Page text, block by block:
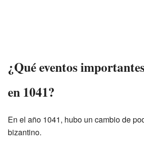
¿Qué eventos
en 1041?
En el año 1041, hubo un cambio de
bizantino.